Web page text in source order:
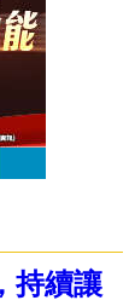
持續讓